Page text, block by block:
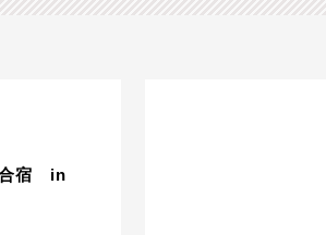
合宿 in